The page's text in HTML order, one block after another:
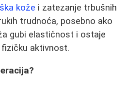
kože i zatezanje trbušnih
trudnoća, posebno ako
gubi elastičnost i ostaje
aktivnost.